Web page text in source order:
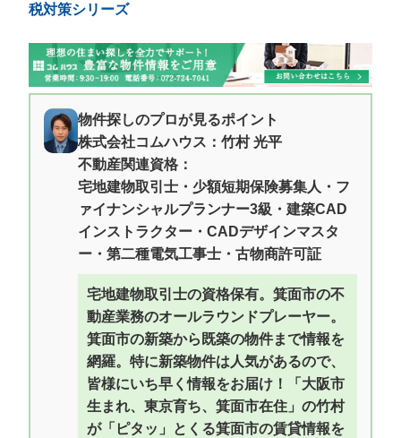
税対策シリーズ
物件探しのプロが見るポイント
株式会社コムハウス：竹村 光平
不動産関連資格：
宅地建物取引士・少額短期保険募集人・フ
ァイナンシャルプランナー3級・建築CAD
インストラクター・CADデザインマスタ
ー・第二種電気工事士・古物商許可証
宅地建物取引士の資格保有。箕面市の不
動産業務のオールラウンドプレーヤー。
箕面市の新築から既築の物件まで情報を
網羅。特に新築物件は人気があるので、
皆様にいち早く情報をお届け！「大阪市
生まれ、東京育ち、箕面市在住」の竹村
が「ピタッ」とくる箕面市の賃貸情報を